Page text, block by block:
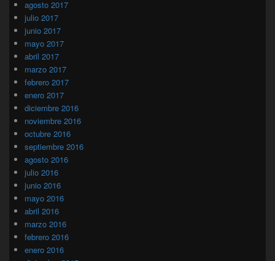
agosto 2017
julio 2017
junio 2017
mayo 2017
abril 2017
marzo 2017
febrero 2017
enero 2017
diciembre 2016
noviembre 2016
octubre 2016
septiembre 2016
agosto 2016
julio 2016
junio 2016
mayo 2016
abril 2016
marzo 2016
febrero 2016
enero 2016